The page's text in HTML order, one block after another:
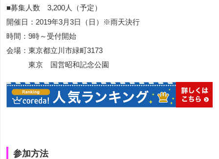
■募集人数 3,200人（予定）
開催日：2019年3月3日（日）※雨天決行
時間：9時～受付開始
会場：東京都立川市緑町3173
東京 国営昭和記念公園
参加方法